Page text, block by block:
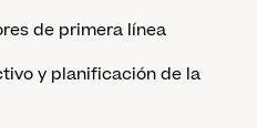
de primera línea
y planificación de la